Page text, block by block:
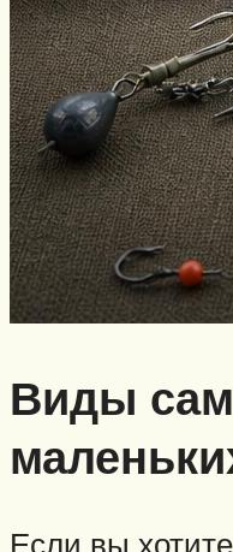
Виды
Если вы